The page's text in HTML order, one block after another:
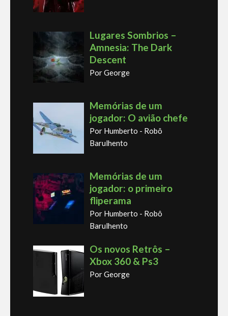
Lugares Sombrios –
Amnesia: The Dark
Descent
Por George
Memórias de um
jogador: O avião chefe
Por Humberto - Robô
Barulhento
Memórias de um
jogador: o primeiro
fliperama
Por Humberto - Robô
Barulhento
Os novos Retrôs –
Xbox 360 & Ps3
Por George